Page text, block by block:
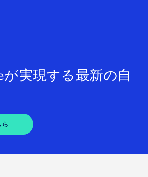
が実現する最新の自